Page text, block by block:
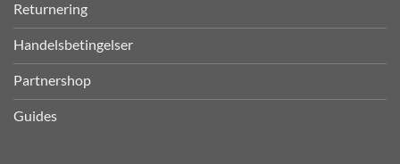
Returnering
Handelsbetingelser
Partnershop
Guides